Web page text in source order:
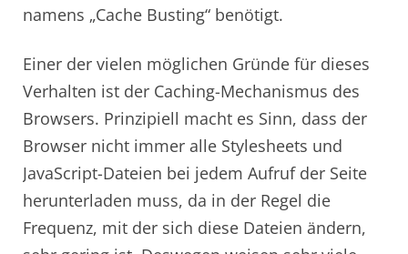
namens „Cache Busting“ benötigt.
Einer der vielen möglichen Gründe für dieses
Verhalten ist der Caching-Mechanismus des
Browsers. Prinzipiell macht es Sinn, dass der
Browser nicht immer alle Stylesheets und
JavaScript-Dateien bei jedem Aufruf der Seite
herunterladen muss, da in der Regel die
Frequenz, mit der sich diese Dateien ändern,